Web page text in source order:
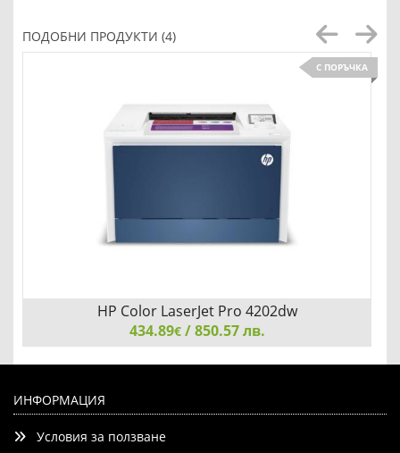
Детайли
ПОДОБНИ ПРОДУКТИ (4)
С ПОРЪЧКА
HP Color LaserJet Pro 4202dw
434.89€/ 850.57 лв.
ИНФОРМАЦИЯ
Условия за ползване